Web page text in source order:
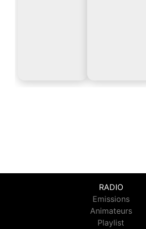
RADIO
Emissions
Animateurs
Playlist